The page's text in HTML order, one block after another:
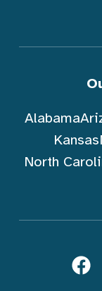
Alabama
Kansas
North